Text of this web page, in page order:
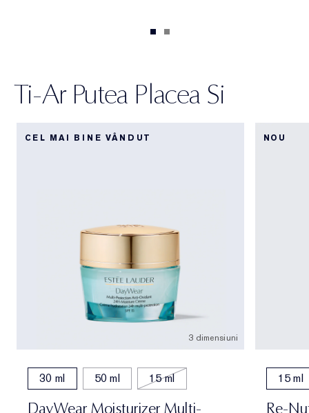
Ti-Ar Putea Placea Si
CEL MAI BINE VÂNDUT
3 dimensiuni
30 ml 50 ml 15 ml
DayWear Moisturizer Multi-
NOU
15 ml
Re-